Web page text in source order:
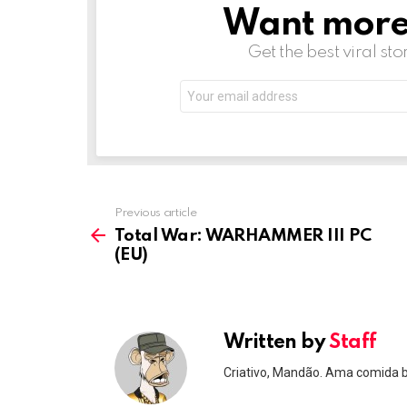
NEWSLETTERWant
Get the best viral
address:
more
Previous article
Total War: WARHAMMER III PC
(EU)
Written byStaff
Criativo, Mandão. Ama comida